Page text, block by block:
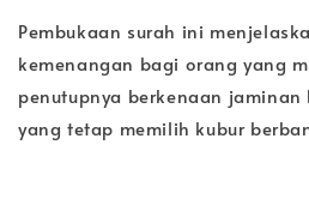
Pembukaan surah ini
kemenangan bagi orang yang
penutupnya berkenaan
yang tetap memilih kubur